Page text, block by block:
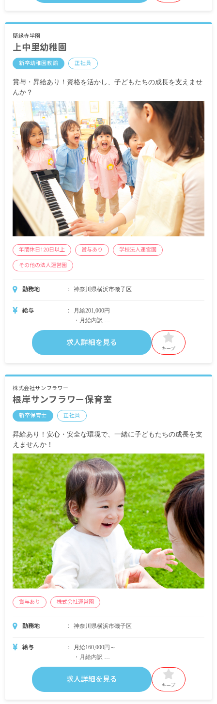
時間外手当
扶養手当
居住移転経費補助制度：最大100,000円
昇給有 年1回（4月）
賞与有 年1回（4月）
残業手当あり：月平均時間外労働時間8時間 36協
定における特別条項 なし
※試用期間有
隨縁寺学園
上中里幼稚園
新卒幼稚園教諭 正社員
賞与・昇給あり！資格を活かし、子どもたちの成長を支えませ
んか？
年間休日120日以上 賞与あり 学校法人運営園
その他の法人運営園
勤務地 神奈川県横浜市磯子区
給与
月給201,000円
・月給内訳
基本給 160,000円
調整手当 26,000円
通勤手当 月上限16,000円
賞与あり
※試用期間あり
求人詳細を見る
キープ
株式会社サンフラワー
根岸サンフラワー保育室
新卒保育士 正社員
昇給あり！安心・安全な環境で、一緒に子どもたちの成長を支
えませんか！
賞与あり 株式会社運営園
勤務地 神奈川県横浜市磯子区
給与
月給160,000円～
・月給内訳
基本給 160,000円
資格手当 20,000円
処遇改善手当（経験年数によって金額決定）
求人詳細を見る
キープ